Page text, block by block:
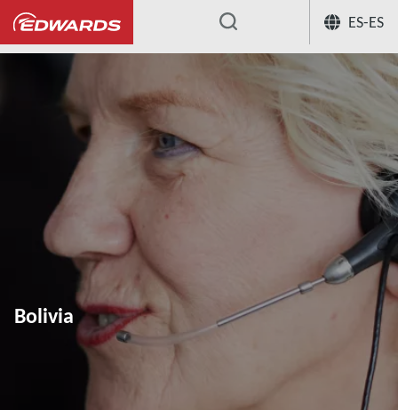
ES-ES
...
Bolivia